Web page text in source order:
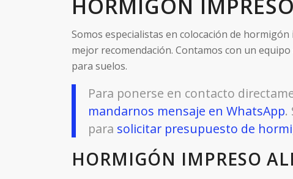
HORMIGÓN
Somos especialistas en colocación de
mejor recomendación. Contamos con un
para suelos.
Para ponerse en contacto
mandarnos mensaje en WhatsApp.
para solicitar presupuesto de
HORMIGÓN IMPRESO